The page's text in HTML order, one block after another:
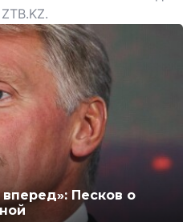
вперед»: Песков о